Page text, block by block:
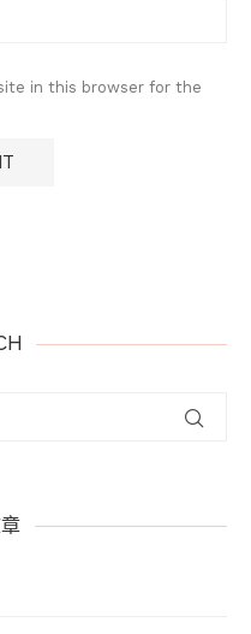
in this browser for the